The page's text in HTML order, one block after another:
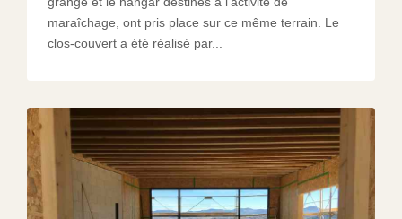
maraîchage, ont pris place sur ce même terrain. Le
clos-couvert a été réalisé par...